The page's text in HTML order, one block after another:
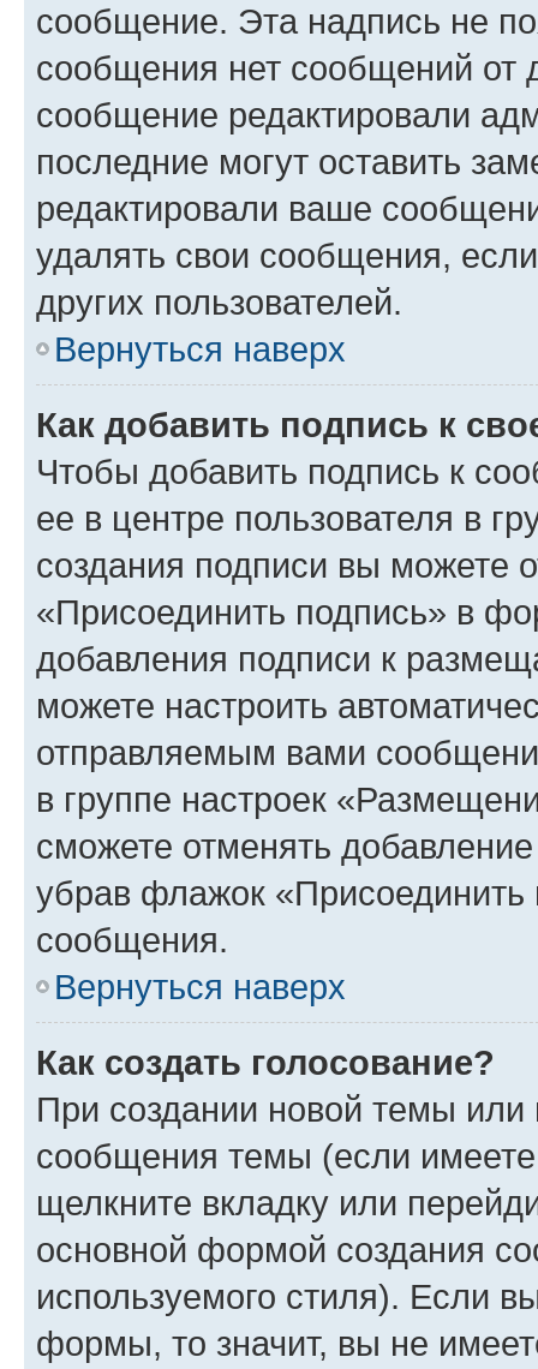
сообщение. Эта надпись не
сообщения нет сообщений от
сообщение редактировали
последние могут оставить
редактировали ваше
удалять свои сообщения,
других пользователей.
Вернуться наверх
Как добавить подпись к
Чтобы добавить подпись к
ее в центре пользователя в
создания подписи вы можете
«Присоединить подпись» в
добавления подписи к
можете настроить
отправляемым вами
в группе настроек
сможете отменять
убрав флажок
сообщения.
Вернуться наверх
Как создать голосование?
При создании новой темы или
сообщения темы (если
щелкните вкладку или
основной формой создания
используемого стиля). Если
формы, то значит, вы не